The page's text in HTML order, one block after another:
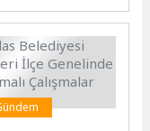
içi...